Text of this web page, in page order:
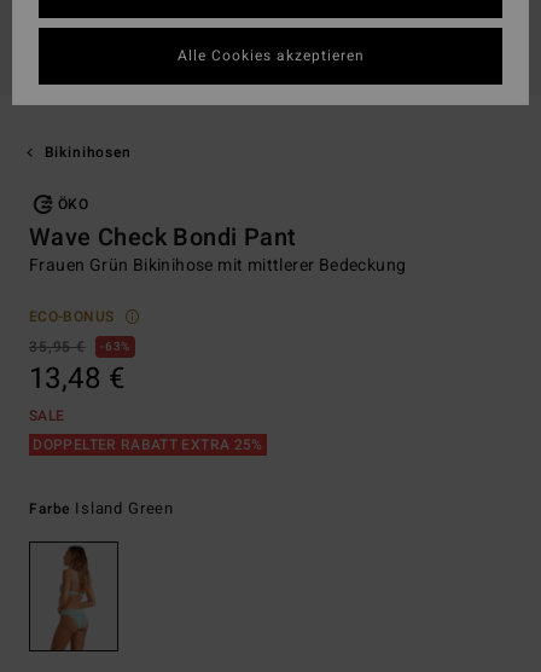
Bikinihosen
ÖKO
Wave Check Bondi Pant
Frauen Grün Bikinihose mit mittlerer Bedeckung
ECO-BONUS
35,95 €
63%
13,48 €
SALE
DOPPELTER RABATT EXTRA 25%
Farbe Island Green
Alle Cookies akzeptieren